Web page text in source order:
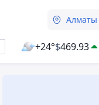
Алматы
+24°$469.93